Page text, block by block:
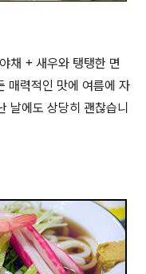
채 + 새우와 탱탱한 면
매력적인 맛에 여름에 자
날에도 상당히 괜찮습니